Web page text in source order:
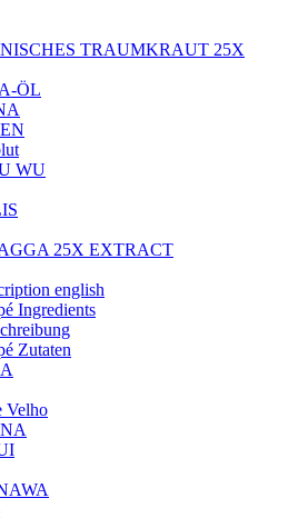
TRAUMKRAUT 25X
ÖL
WU
25X EXTRACT
english
Ingredients
Zutaten
Velho